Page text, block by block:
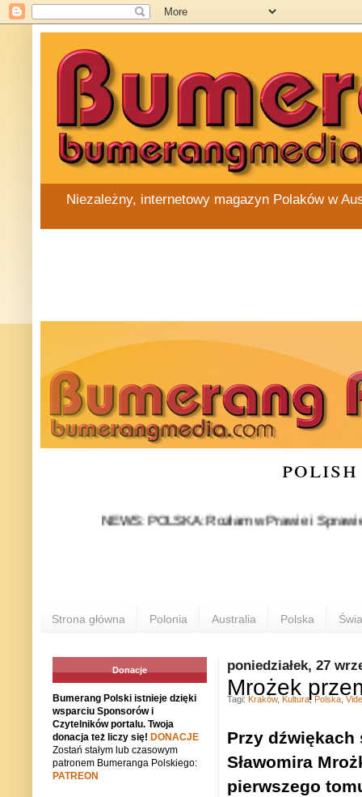
Niezależny, internetowy magazyn Polaków w
NEWS: POLSKA: Rozłam w Prawie i
Strona główna Polonia Australia Polska
poniedziałek, 27
Mrożek
Przy
Sławomira
pierwszego
Tagi: Kraków, Kultura, Polska
Donacje
Bumerang Polski istnieje dzięki
wsparciu Sponsorów i
Czytelników portalu. Twoja
donacja też liczy się! DONACJE
Zostań stałym lub czasowym
patronem Bumeranga Polskiego:
PATREON